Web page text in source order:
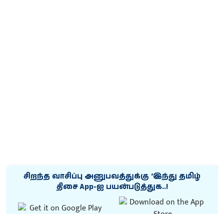
சிறந்த வாசிப்பு அனுபவத்துக்கு ‘இந்து தமிழ்
திசை App-ஐ பயன்படுத்துக..!